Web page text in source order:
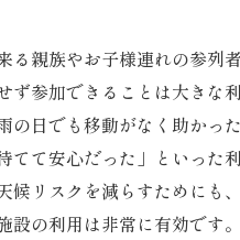
る親族やお子様連れの参列
ず参加できることは大きな
の日でも移動がなく助かっ
てて安心だった」といった
候リスクを減らすためにも
設の利用は非常に有効です。